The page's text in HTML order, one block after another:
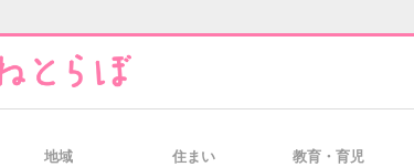
地域 住まい 教育・育児